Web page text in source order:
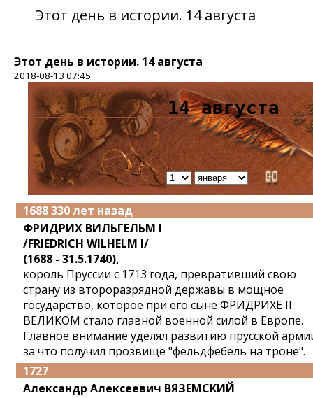
Этот день в истории. 14 августа
Этот день в истории. 14 августа
2018-08-13 07:45
14 августа
1688 330 лет назад
ФРИДРИХ ВИЛЬГЕЛЬМ I
/FRIEDRICH WILHELM I/
(1688 - 31.5.1740),
король Пруссии с 1713 года, превративший свою
страну из второразрядной державы в мощное
государство, которое при его сыне ФРИДРИХЕ II
ВЕЛИКОМ стало главной военной силой в Европе.
Главное внимание уделял развитию прусской
за что получил прозвище "фельдфебель на троне".
1727
Александр Алексеевич ВЯЗЕМСКИЙ